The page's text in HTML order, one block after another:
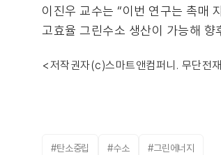
이진우 교수는 “이번 연구는 촉매
고효율 그린수소 생산이 가능해
<저작권자(c)스마트앤컴퍼니. 무단전
#탄소중립 #수소 #그린에너지